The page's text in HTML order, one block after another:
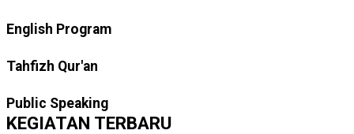
English Program
Tahfizh Qur'an
Public Speaking
KEGIATAN TERBARU